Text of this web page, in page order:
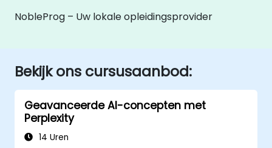
NobleProg – Uw lokale opleidingsprovider
Bekijk ons cursusaanbod:
Geavanceerde AI-concepten met
Perplexity
14 Uren